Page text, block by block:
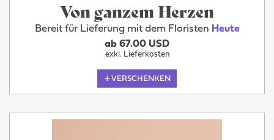
Von ganzem Herzen
Bereit für Lieferung mit dem Floristen Heute
ab 67.00 USD
exkl. Lieferkosten
VERSCHENKEN